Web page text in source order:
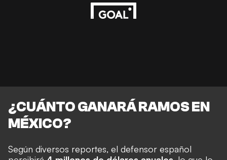
¿CUÁNTO GANARÁ RAMOS EN
MÉXICO?
Según diversos reportes, el defensor español